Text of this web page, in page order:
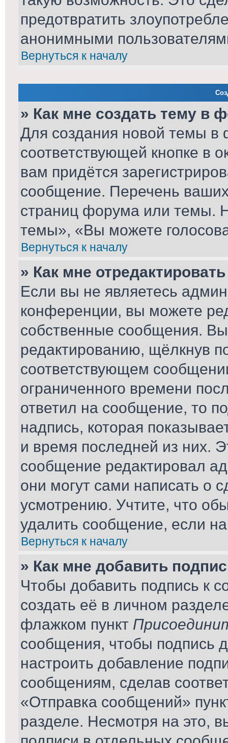
предотвратить
анонимными
Вернуться к началу
» Как мне создать тему в
Для создания новой темы
соответствующей кнопке в
вам придётся
сообщение. Перечень
страниц форума или темы.
темы», «Вы можете
Вернуться к началу
» Как мне
Если вы не являетесь
конференции, вы можете
собственные сообщения.
редактированию, щёлкнув
соответствующем
ограниченного времени
ответил на сообщение, то
надпись, которая
и время последней из них.
сообщение редактировал
они могут сами написать о
усмотрению. Учтите, что
удалить сообщение, если на
Вернуться к началу
» Как мне добавить
Чтобы добавить подпись к
создать её в личном
флажком пункт
сообщения, чтобы подпись
настроить добавление
сообщениям, сделав
«Отправка сообщений»
разделе. Несмотря на это,